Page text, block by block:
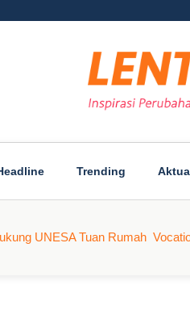
Trending
UNESA Tuan Rumah